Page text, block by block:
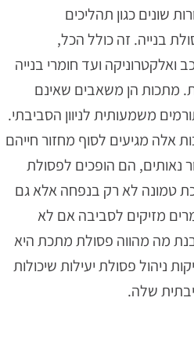
שונים כגון תהליכים
בנייה. זה כולל הכל,
ועד חומרי בנייה
מתכות הן משאבים שאינם
משמעותית לניוון הסביבתי.
אלה מגיעים לסוף מחזור חייהם
נאותים, הם הופכים לפסולת
טמונה לא רק בנפחה אלא גם
מזיקים לסביבה אם לא
מה מהווה פסולת מתכת היא
ניהול פסולת יעילות שיכולות
שלה.